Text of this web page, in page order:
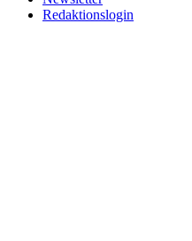
Redaktionslogin